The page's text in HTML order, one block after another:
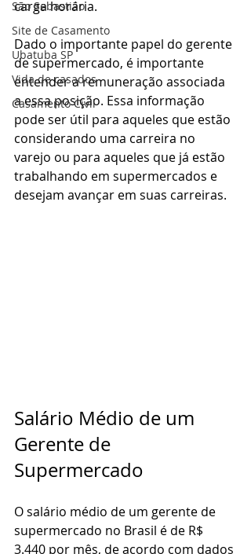
São Sebastião
Site de Casamento
Ubatuba SP
Vida de casados
Casamento Civil
carga horária.
Dado o importante papel do gerente
de supermercado, é importante
entender a remuneração associada
a essa posição. Essa informação
pode ser útil para aqueles que estão
considerando uma carreira no
varejo ou para aqueles que já estão
trabalhando em supermercados e
desejam avançar em suas carreiras.
Salário Médio de um
Gerente de
Supermercado
O salário médio de um gerente de
supermercado no Brasil é de R$
3.440 por mês, de acordo com dados